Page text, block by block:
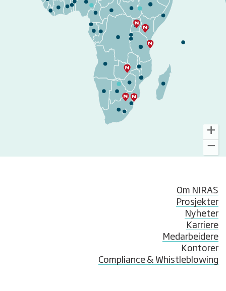
Om NIRAS
Prosjekter
Nyheter
Karriere
Medarbeidere
Kontorer
Compliance & Whistleblowing